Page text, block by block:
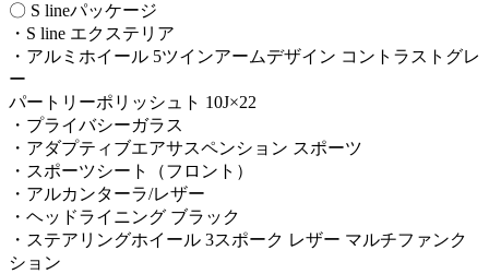
〇 S lineパッケージ
・S line エクステリア
・アルミホイール 5ツインアームデザイン コントラストグレ
ー
パートリーポリッシュト 10J×22
・プライバシーガラス
・アダプティブエアサスペンション スポーツ
・スポーツシート（フロント）
・アルカンターラ/レザー
・ヘッドライニング ブラック
・ステアリングホイール 3スポーク レザー マルチファンク
ション